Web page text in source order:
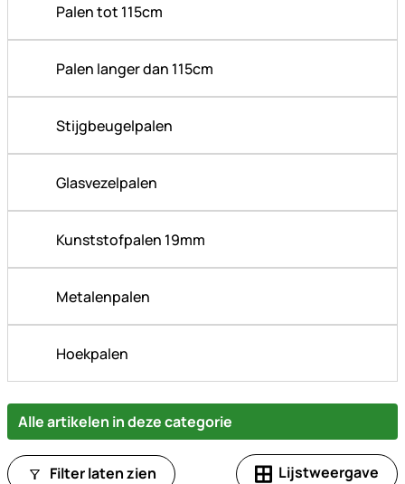
Palen tot 115cm
Palen langer dan 115cm
Stijgbeugelpalen
Glasvezelpalen
Kunststofpalen 19mm
Metalenpalen
Hoekpalen
Alle artikelen in deze categorie
Filter laten zien Lijstweergave